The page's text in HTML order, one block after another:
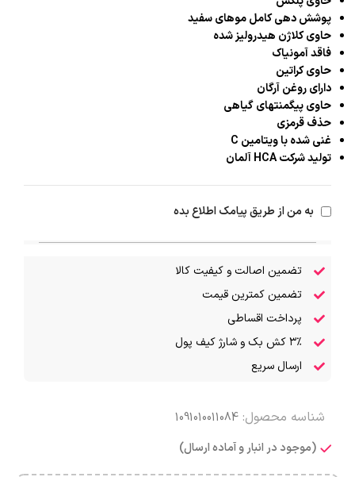
پوشش دهی کامل موهای سفید
حاوی کلاژن هیدرولیز شده
فاقد آمونیاک
حاوی کراتین
دارای روغن آرگان
حاوی پیگمنتهای گیاهی
حذف قرمزی
غنی شده با ویتامین C
تولید شرکت HCA آلمان
به من از طریق پیامک اطلاع بده
تضمین اصالت و کیفیت کالا
تضمین کمترین قیمت
پرداخت اقساطی
۳٪ کش بک و شارژ کیف پول
ارسال سریع
شناسه محصول: 1091010011084
(موجود در انبار و آماده ارسال)